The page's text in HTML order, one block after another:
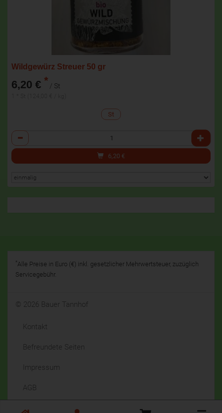
Wildgewürz Streuer 50 gr
6,20 € * / St
St
Anzahl
6,20 €
*Alle Preise in Euro (€) inkl. gesetzlicher Mehrwertsteuer, zuzüglich
Servicegebühr.
© 2026 Bauer Tannhof
Kontakt
Befreundete Seiten
Impressum
AGB
Datenschutz